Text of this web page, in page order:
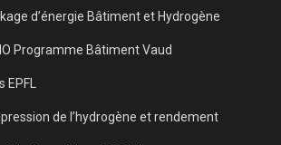
d’énergie Bâtiment et Hydrogène
Programme Bâtiment Vaud
de l’hydrogène et rendement